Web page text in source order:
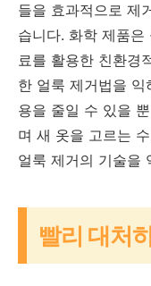
들을 효과적으로 제
습니다. 화학 제품
료를 활용한 친환경
한 얼룩 제거법을
용을 줄일 수 있을
며 새 옷을 고르는
얼룩 제거의 기술을
빨리 대처